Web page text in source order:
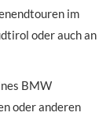
im
oder auch an
BMW
oder anderen